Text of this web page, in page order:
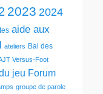
2023 2024
aide aux
ateliers Bal des
Versus-Foot
jeu Forum
groupe de parole